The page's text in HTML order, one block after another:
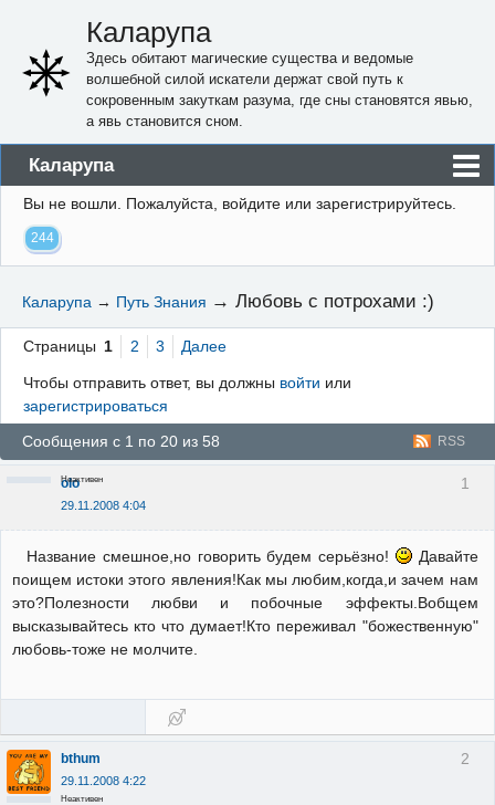
Каларупа
Здесь обитают магические существа и ведомые
волшебной силой искатели держат свой путь к
сокровенным закуткам разума, где сны становятся явью,
а явь становится сном.
Каларупа
Блог
Форум
Правила
Вход
Вы не вошли. Пожалуйста, войдите или зарегистрируйтесь.
244
Каларупа → Путь Знания →Любовь с потрохами :)
Страницы 1 2 3 Далее
Чтобы отправить ответ, вы должны войти или
зарегистрироваться
RSS
Сообщения с 1 по 20 из 58
1
olo
29.11.2008 4:04
Неактивен
Название смешное,но говорить будем серьёзно!
Давайте
поищем истоки этого явления!Как мы любим,когда,и зачем нам
это?Полезности любви и побочные эффекты.Вобщем
высказывайтесь кто что думает!Кто переживал "божественную"
любовь-тоже не молчите.
2
bthum
29.11.2008 4:22
Неактивен